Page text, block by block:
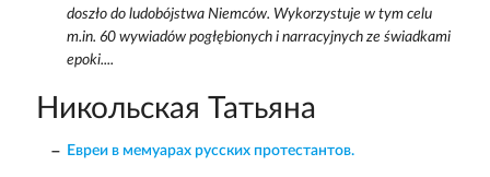
doszło do ludobójstwa Niemców. Wykorzystuje w tym celu
m.in. 60 wywiadów pogłębionych i narracyjnych ze świadkami
epoki....
Никольская Татьяна
Евреи в мемуарах русских протестантов.